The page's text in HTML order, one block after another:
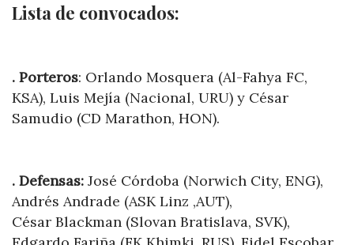
Lista de convocados:
. Porteros: Orlando Mosquera (Al-Fahya FC,
KSA), Luis Mejía (Nacional, URU) y César
Samudio (CD Marathon, HON).
. Defensas: José Córdoba (Norwich City, ENG),
Andrés Andrade (ASK Linz ,AUT),
César Blackman (Slovan Bratislava, SVK),